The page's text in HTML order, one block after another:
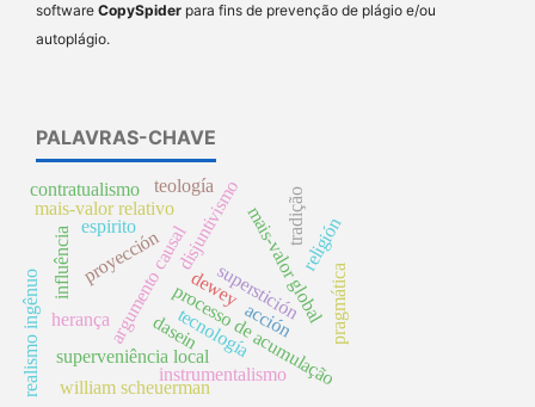
software CopySpider para fins de prevenção de plágio e/ou
autoplágio.
PALAVRAS-CHAVE
argumento causal superstición
proyección
processo de acumulação
mais-valor global
mais-valor relativo
superveniência local
disjuntivismo religión
realismo ingênuo tecnología
instrumentalismo
dewey
teología
espirito
influência
william scheuerman
dasein
herança
tradição
pragmática
contratualismo
acción